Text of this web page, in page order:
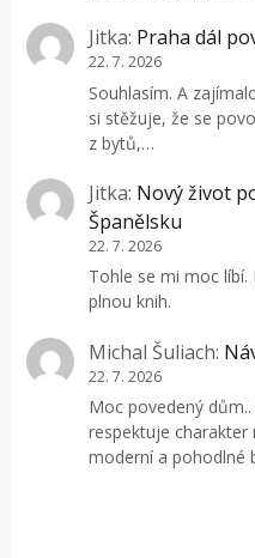
Jitka: Praha dál
22. 7. 2026
Souhlasím. A
si stěžuje, že se
z bytů,…
Jitka: Nový život
Španělsku
22. 7. 2026
Tohle se mi moc
plnou knih.
Michal Šuliach:
22. 7. 2026
Moc povedený
respektuje
moderní a pohodlné